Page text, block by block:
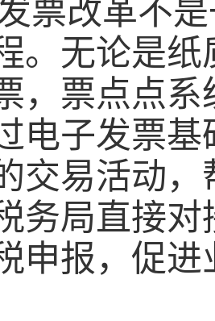
改革不是
。无论是
，票点点
电子发票
交易活动
务局直接
申报，促